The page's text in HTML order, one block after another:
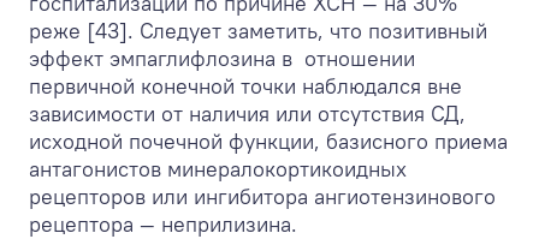
реже [43]. Следует заметить, что позитивный
эффект эмпаглифлозина в отношении
первичной конечной точки наблюдался вне
зависимости от наличия или отсутствия СД,
исходной почечной функции, базисного приема
антагонистов минералокортикоидных
рецепторов или ингибитора ангиотензинового
рецептора — неприлизина.